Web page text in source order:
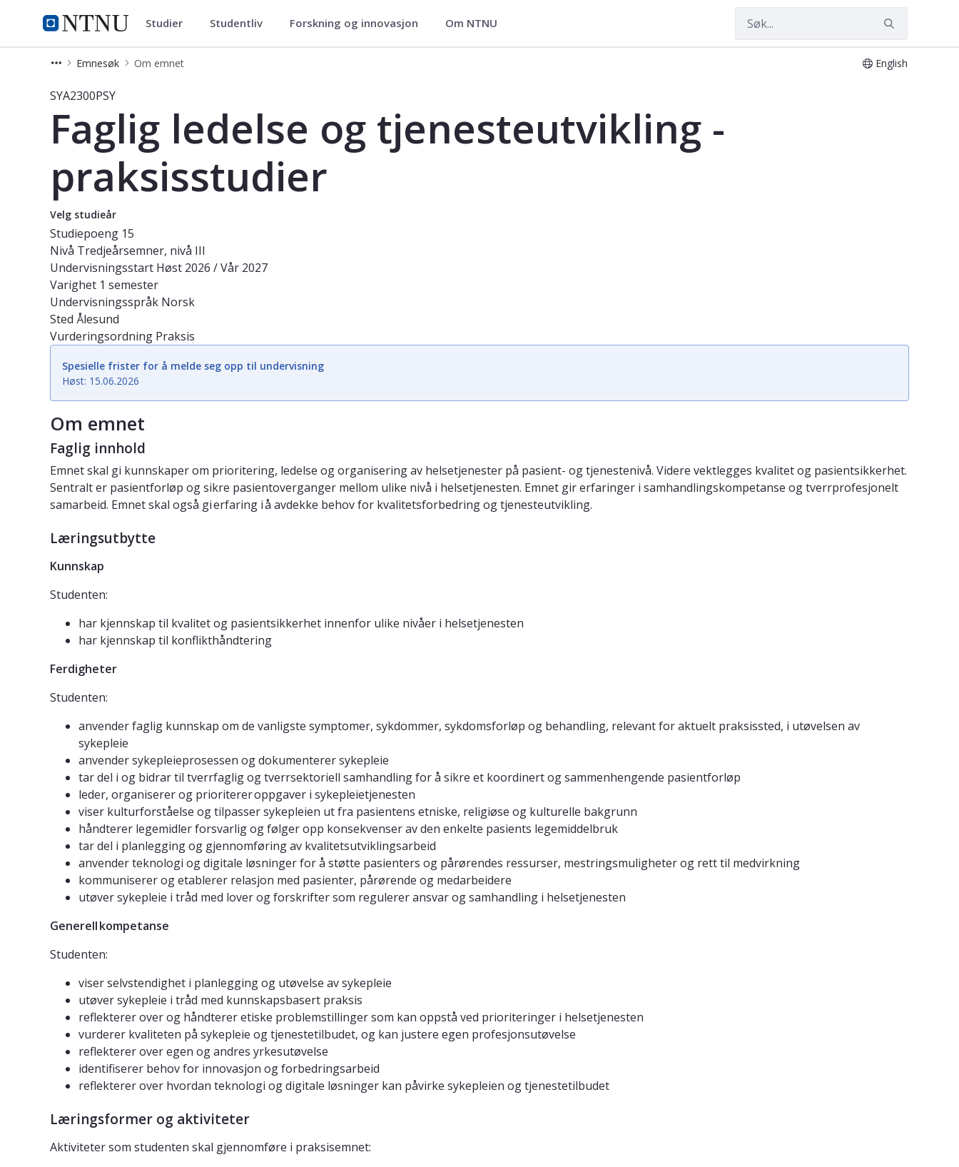
NTNU Hjemmeside
Studier Studier Studentliv Forskning og innovasjon Om NTNU
Emnesøk Om emnet English
Emne - Faglig ledelse og tjenesteutvikling - praksisstudier - SYA2300PSY
SYA2300PSY
Faglig ledelse og tjenesteutvikling -
praksisstudier
Velg studieår
Studiepoeng 15
Nivå Tredjeårsemner, nivå III
Undervisningsstart Høst 2026 / Vår 2027
Varighet 1 semester
Undervisningsspråk Norsk
Sted Ålesund
Vurderingsordning Praksis
Spesielle frister for å melde seg opp til undervisning
Høst: 15.06.2026
Om emnet
Faglig innhold
Emnet skal gi kunnskaper om prioritering, ledelse og organisering av helsetjenester på pasient- og tjenestenivå. Videre vektlegges kvalitet og pasientsikkerhet.
Sentralt er pasientforløp og sikre pasientoverganger mellom ulike nivå i helsetjenesten. Emnet gir erfaringer i samhandlingskompetanse og tverrprofesjonelt
samarbeid. Emnet skal også gi erfaring i å avdekke behov for kvalitetsforbedring og tjenesteutvikling.
Læringsutbytte
Kunnskap
Studenten:
har kjennskap til kvalitet og pasientsikkerhet innenfor ulike nivåer i helsetjenesten
har kjennskap til konflikthåndtering
Ferdigheter
Studenten:
anvender faglig kunnskap om de vanligste symptomer, sykdommer, sykdomsforløp og behandling, relevant for aktuelt praksissted, i utøvelsen av
sykepleie
anvender sykepleieprosessen og dokumenterer sykepleie
tar del i og bidrar til tverrfaglig og tverrsektoriell samhandling for å sikre et koordinert og sammenhengende pasientforløp
leder, organiserer og prioriterer oppgaver i sykepleietjenesten
viser kulturforståelse og tilpasser sykepleien ut fra pasientens etniske, religiøse og kulturelle bakgrunn
håndterer legemidler forsvarlig og følger opp konsekvenser av den enkelte pasients legemiddelbruk
tar del i planlegging og gjennomføring av kvalitetsutviklingsarbeid
anvender teknologi og digitale løsninger for å støtte pasienters og pårørendes ressurser, mestringsmuligheter og rett til medvirkning
kommuniserer og etablerer relasjon med pasienter, pårørende og medarbeidere
utøver sykepleie i tråd med lover og forskrifter som regulerer ansvar og samhandling i helsetjenesten
Generell kompetanse
Studenten:
viser selvstendighet i planlegging og utøvelse av sykepleie
utøver sykepleie i tråd med kunnskapsbasert praksis
reflekterer over og håndterer etiske problemstillinger som kan oppstå ved prioriteringer i helsetjenesten
vurderer kvaliteten på sykepleie og tjenestetilbudet, og kan justere egen profesjonsutøvelse
reflekterer over egen og andres yrkesutøvelse
identifiserer behov for innovasjon og forbedringsarbeid
reflekterer over hvordan teknologi og digitale løsninger kan påvirke sykepleien og tjenestetilbudet
Læringsformer og aktiviteter
Aktiviteter som studenten skal gjennomføre i praksisemnet: